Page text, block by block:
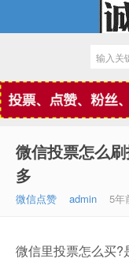
微信点赞
微信投票怎么
多
微信点赞 admin 5年
微信里投票怎么买?